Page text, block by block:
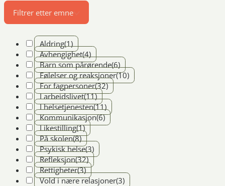
Filtrer etter emne
Aldring(1)
Avhengighet(4)
Barn som pårørende(6)
Følelser og reaksjoner(10)
For fagpersoner(32)
I arbeidslivet(11)
I helsetjenesten(11)
Kommunikasjon(6)
Likestilling(1)
På skolen(8)
Psykisk helse(3)
Refleksjon(32)
Rettigheter(3)
Vold i nære relasjoner(3)